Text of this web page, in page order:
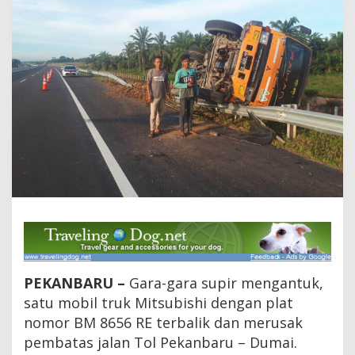
r
u
k
T
r
b
a
a
n
R
u
s
a
k
P
m
PEKANBARU – Gara-gara supir mengantuk,
satu mobil truk Mitsubishi dengan plat
nomor BM 8656 RE terbalik dan merusak
pembatas jalan Tol Pekanbaru – Dumai.